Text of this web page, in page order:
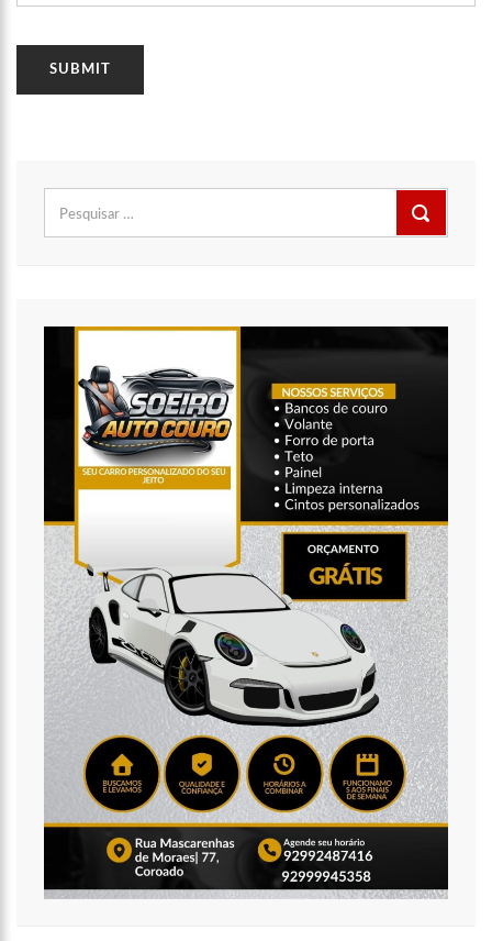
por: